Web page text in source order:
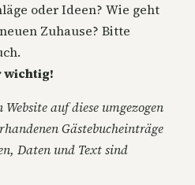
oder Ideen? Wie geht
Zuhause? Bitte
wichtig!
auf diese umgezogen
Gästebucheinträge
Daten und Text sind